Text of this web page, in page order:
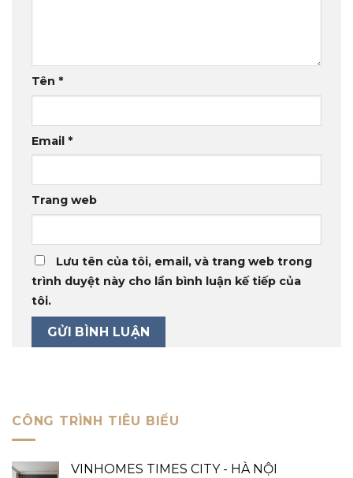
Tên *
Email *
Trang web
Lưu tên của tôi, email, và trang web trong
trình duyệt này cho lần bình luận kế tiếp của
tôi.
CÔNG TRÌNH TIÊU BIỂU
VINHOMES TIMES CITY - HÀ NỘI